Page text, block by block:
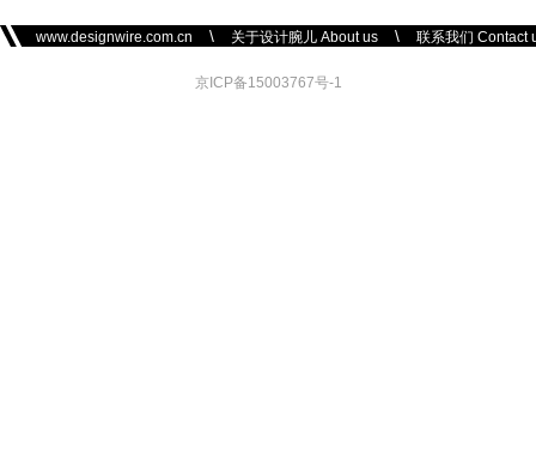
www.designwire.com.cn \ 关于设计腕儿 About us \ 联系我们 Contact
京ICP备15003767号-1